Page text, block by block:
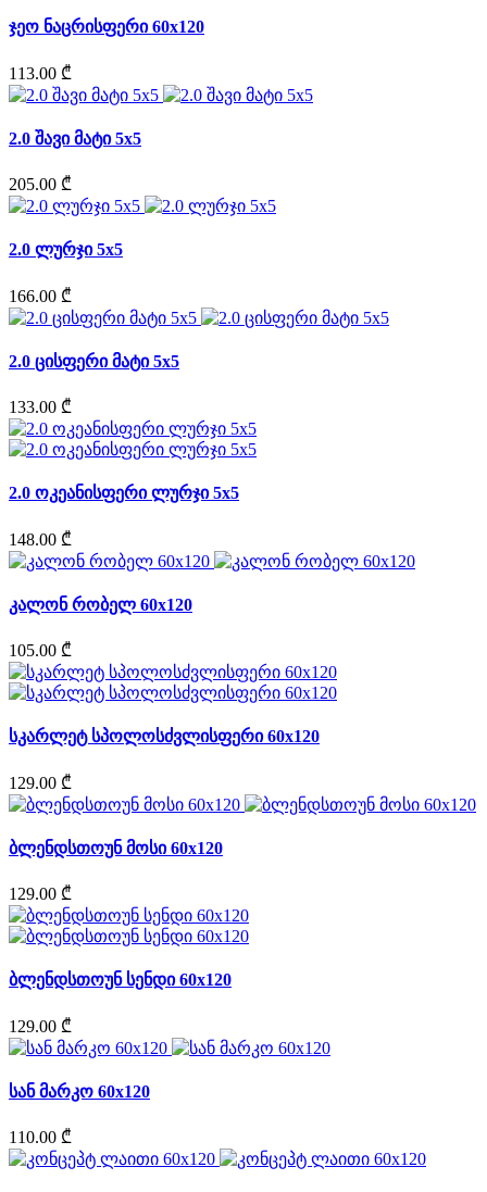
ჯეო ნაცრისფერი 60x120
113.00 ₾
2.0 შავი მატი 5x5
205.00 ₾
2.0 ლურჯი 5x5
166.00 ₾
2.0 ცისფერი მატი 5x5
133.00 ₾
2.0 ოკეანისფერი ლურჯი 5x5
148.00 ₾
კალონ რობელ 60x120
105.00 ₾
სკარლეტ სპოლოსძვლისფერი 60x120
129.00 ₾
ბლენდსთოუნ მოსი 60x120
129.00 ₾
ბლენდსთოუნ სენდი 60x120
129.00 ₾
სან მარკო 60x120
110.00 ₾